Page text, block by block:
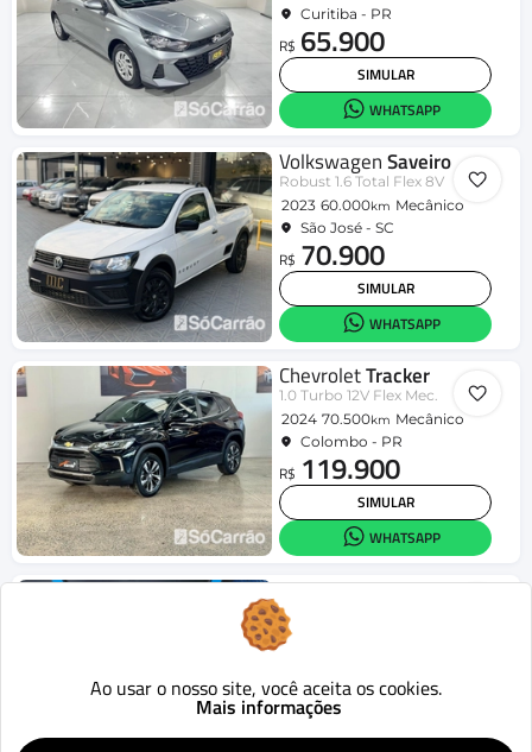
Curitiba - PR
R$ 65.900
SIMULAR
WHATSAPP
VolkswagenSaveiro
Robust 1.6 Total Flex 8V
2023 60.000km Mecânico
São José - SC
R$ 70.900
SIMULAR
WHATSAPP
ChevroletTracker
1.0 Turbo 12V Flex Mec.
2024 70.500km Mecânico
Colombo - PR
R$ 119.900
SIMULAR
WHATSAPP
JeepCompass
LIMITED 2.0 4x2 Flex 16V Aut.
2019
R$ 95.990
Ao usar o nosso site, você aceita os cookies.
Mais informações